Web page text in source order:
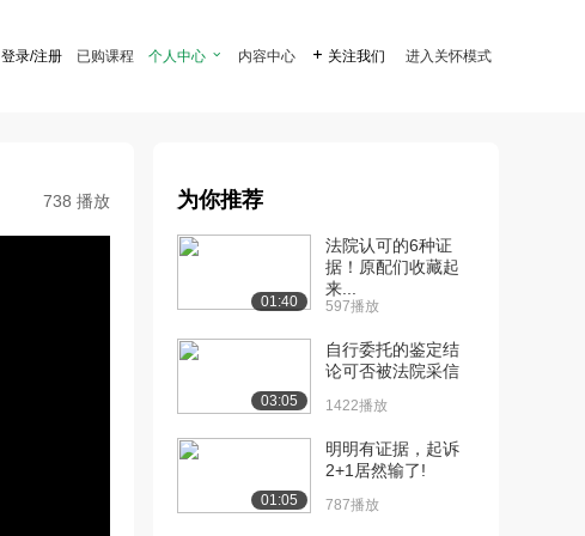
登录/注册 已购课程 个人中心  内容中心  关注我们 进入关怀模式
738 播放 为你推荐
01:40
法院认可的6种证
据！原配们收藏起
来...
597播放
03:05
自行委托的鉴定结
论可否被法院采信
1422播放
01:05
明明有证据，起诉
2+1居然输了!
787播放